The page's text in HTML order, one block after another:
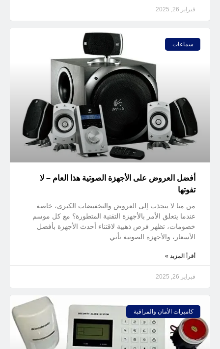
فبراير 26, 2025
سماعات
أفضل العروض على الأجهزة الصوتية هذا العام – لا
تفوتها
من منا لا ينجذب إلى العروض والتخفيضات الكبرى، خاصة
عندما يتعلق الأمر بالأجهزة التقنية المتطورة؟ مع كل موسم
خصومات، تظهر فرص ذهبية لاقتناء أحدث الأجهزة بأفضل
الأسعار، والأجهزة الصوتية تأتي
أقرأ المزيد »
فبراير 26, 2025
كاميرات الأمان والمراقبة